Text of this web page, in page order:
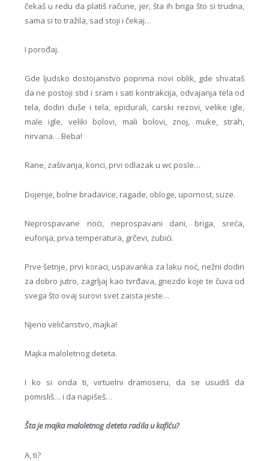
čekaš u redu da platiš račune, jer, šta ih briga što si trudna,
sama si to tražila, sad stoji i čekaj…
I porođaj.
Gde ljudsko dostojanstvo poprima novi oblik, gde shvataš
da ne postoji stid i sram i sati kontrakcija, odvajanja tela od
tela, dodiri duše i tela, epidurali, carski rezovi, velike igle,
male igle, veliki bolovi, mali bolovi, znoj, muke, strah,
nirvana… Beba!
Rane, zašivanja, konci, prvi odlazak u wc posle…
Dojenje, bolne bradavice, ragade, obloge, upornost, suze.
Neprospavane noći, neprospavani dani, briga, sreća,
euforija, prva temperatura, grčevi, zubići.
Prve šetnje, prvi koraci, uspavanka za laku noć, nežni dodiri
za dobro jutro, zagrljaj kao tvrđava, gnezdo koje te čuva od
svega što ovaj surovi svet zaista jeste…
Njeno veličanstvo, majka!
Majka maloletnog deteta.
I ko si onda ti, virtuelni dramoseru, da se usudiš da
pomisliš… i da napišeš…
Šta je majka maloletnog deteta radila u kafiću?
A, ti?